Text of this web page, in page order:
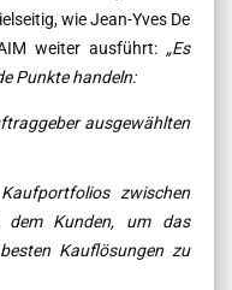
wieJean-Yves De
weiter ausführt: „Es
Punkte handeln:
ausgewählten
zwischen
dem Kunden, um das
Kauflösungen zu